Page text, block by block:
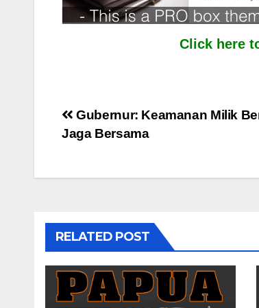
Click here
Post
navigation
Gubernur: Keamanan Milik
Jaga Bersama
RELATED POST